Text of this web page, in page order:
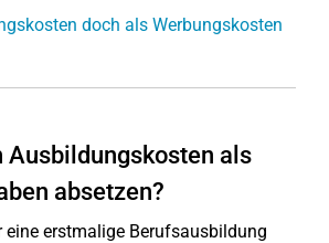
doch als Werbungskosten
Ausbildungskosten als
absetzen?
eine erstmalige Berufsausbildung